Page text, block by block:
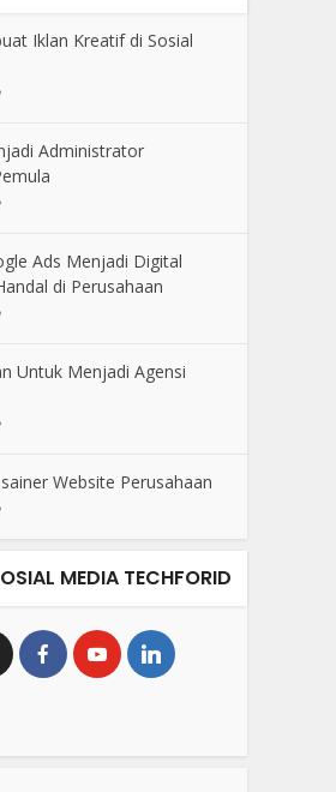
Iklan Kreatif di Sosial
Administrator
Ads Menjadi Digital
di Perusahaan
Untuk Menjadi Agensi
Website Perusahaan
MEDIA TECHFORID